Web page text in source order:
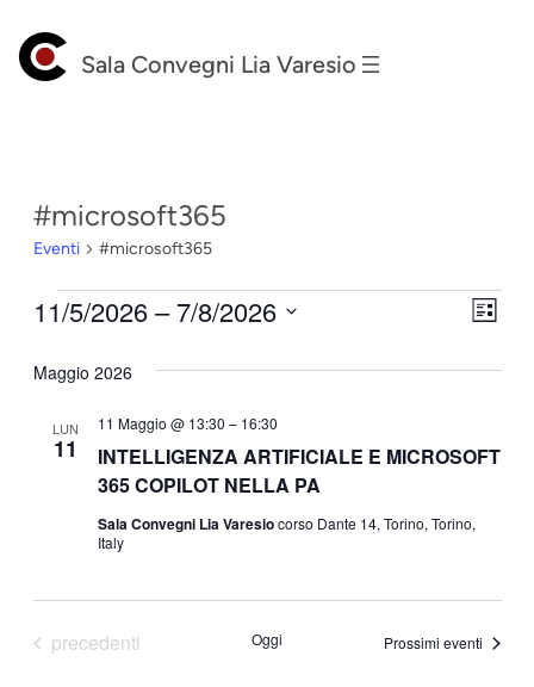
Sala Convegni Lia Varesio
#microsoft365
Eventi #microsoft365
Eventi Lista
11/5/2026 – 7/8/2026
la
Maggio 2026
LUN
11
INTELLIGENZA ARTIFICIALE E MICROSOFT
365 COPILOT NELLA PA
11 Maggio @ 13:30 – 16:30
Sala Convegni Lia Varesiocorso Dante 14, Torino, Torino,
Italy
Eventi
precedenti Oggi Prossimi eventi